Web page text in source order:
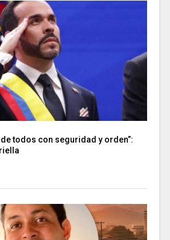
todos con seguridad y orden”: